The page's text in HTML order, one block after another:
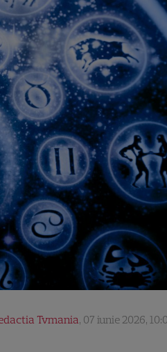
Tvmania, 07 iunie 2026,